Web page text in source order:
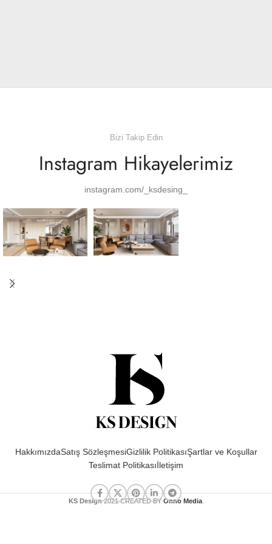
Bizi Takip Edin
Instagram Hikayelerimiz
instagram.com/_ksdesing_
HakkımızdaSatış SözleşmesiGizlilik PolitikasıŞartlar ve Koşullar
Teslimat Politikasıİletişim
KS Design 2021 CREATED BY Onno Media.